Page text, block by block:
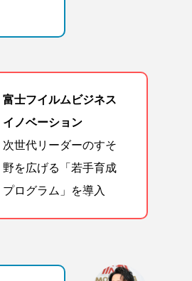
富士フイルムビジネス
イノベーション
次世代リーダーのすそ
野を広げる「若手育成
プログラム」を導入